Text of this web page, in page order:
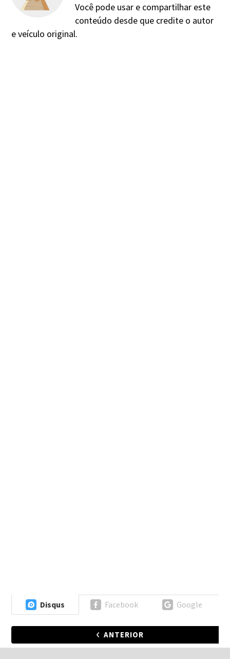
Você pode usar e compartilhar este
conteúdo desde que credite o autor
e veículo original.
Disqus Facebook Google
ANTERIOR